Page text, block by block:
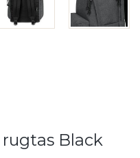
Black